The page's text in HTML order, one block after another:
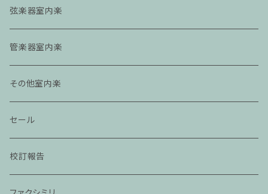
弦楽器室内楽
管楽器室内楽
その他室内楽
セール
校訂報告